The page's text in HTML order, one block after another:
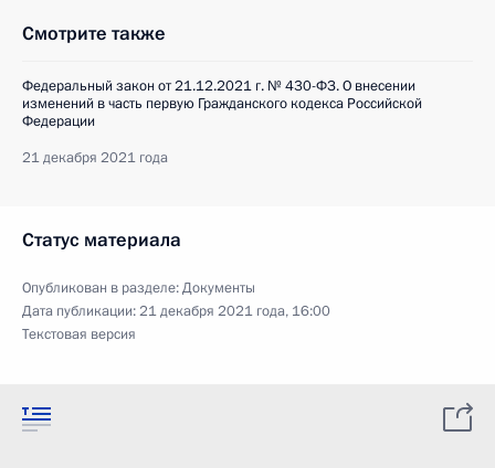
Смотрите также
Федеральный закон от 21.12.2021 г. № 430-ФЗ. О внесении
изменений в часть первую Гражданского кодекса Российской
Федерации
21 декабря 2021 года
Статус материала
Опубликован в разделе:Документы
Дата публикации:21 декабря 2021 года, 16:00
Текстовая версия